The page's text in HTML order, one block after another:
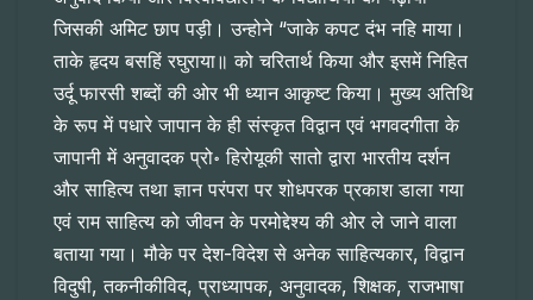
जिसकी अमिट छाप पड़ी। उन्होने “जाके कपट दंभ नहि माया।
ताके हृदय बसहिं रघुराया॥ को चरितार्थ किया और इसमें निहित
उर्दू फारसी शब्दों की ओर भी ध्यान आकृष्ट किया। मुख्य अतिथि
के रूप में पधारे जापान के ही संस्कृत विद्वान एवं भगवदगीता के
जापानी में अनुवादक प्रो॰ हिरोयूकी सातो द्वारा भारतीय दर्शन
और साहित्य तथा ज्ञान परंपरा पर शोधपरक प्रकाश डाला गया
एवं राम साहित्य को जीवन के परमोद्देश्य की ओर ले जाने वाला
बताया गया। मौके पर देश-विदेश से अनेक साहित्यकार, विद्वान
विदुषी, तकनीकीविद, प्राध्यापक, अनुवादक, शिक्षक, राजभाषा